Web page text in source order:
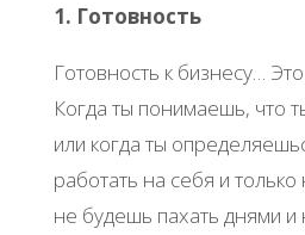
1. Готовность
Готовность к бизнесу…
Когда ты понимаешь, что
или когда ты
работать на себя и
не будешь пахать днями и